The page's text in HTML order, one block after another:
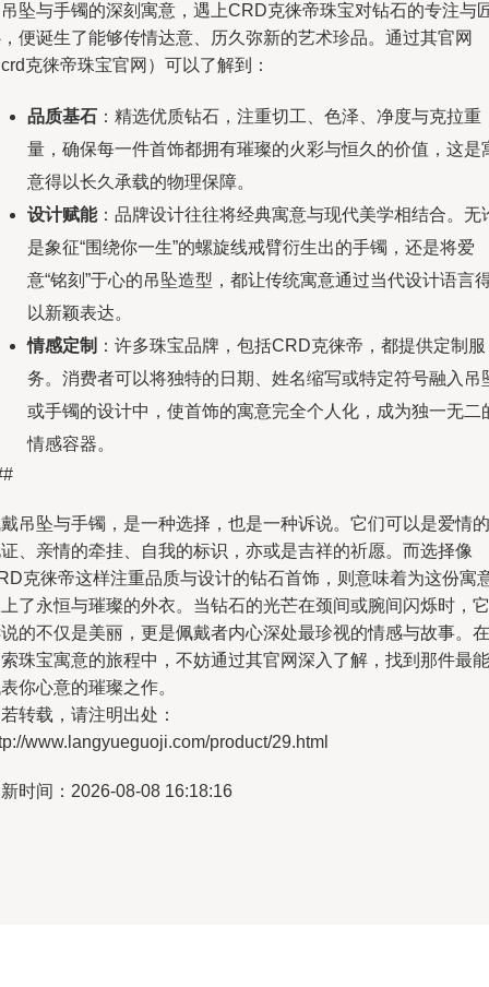
坠与手镯的深刻寓意，遇上CRD克徕帝珠宝对钻石的专注与
便诞生了能够传情达意、历久弥新的艺术珍品。通过其官网
克徕帝珠宝官网）可以了解到：
品质基石 ：精选优质钻石，注重切工、色泽、净度与克拉重
量，确保每一件首饰都拥有璀璨的火彩与恒久的价值，这是
意得以长久承载的物理保障。
设计赋能：品牌设计往往将经典寓意与现代美学相结合。无
是象征“围绕你一生”的螺旋线戒臂衍生出的手镯，还是将爱
意“铭刻”于心的吊坠造型，都让传统寓意通过当代设计语言
以新颖表达。
情感定制 ：许多珠宝品牌，包括CRD克徕帝，都提供定制服
务。消费者可以将独特的日期、姓名缩写或特定符号融入吊
或手镯的设计中，使首饰的寓意完全个人化，成为独一无二
情感容器。
吊坠与手镯，是一种选择，也是一种诉说。它们可以是爱情的
、亲情的牵挂、自我的标识，亦或是吉祥的祈愿。而选择像
克徕帝这样注重品质与设计的钻石首饰，则意味着为这份寓
了永恒与璀璨的外衣。当钻石的光芒在颈间或腕间闪烁时，它
的不仅是美丽，更是佩戴者内心深处最珍视的情感与故事。在
珠宝寓意的旅程中，不妨通过其官网深入了解，找到那件最能
你心意的璀璨之作。
转载，请注明出处：
www.langyueguoji.com/product/29.html
时间：2026-08-08 16:18:16